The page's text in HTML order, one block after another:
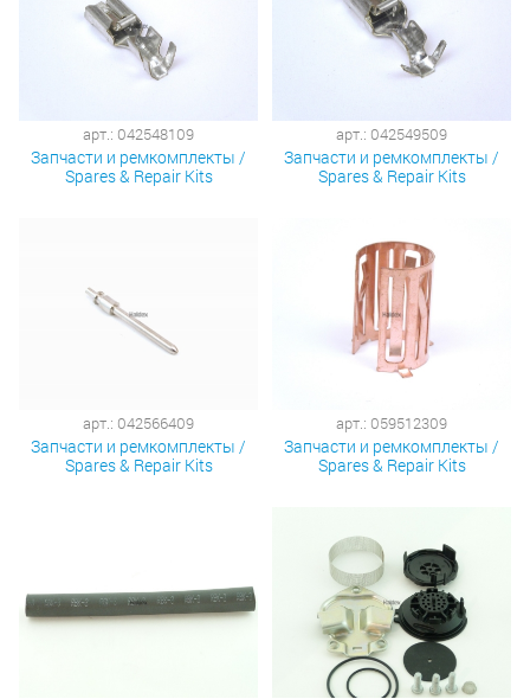
арт.: 042548109
Запчасти и ремкомплекты /
Spares & Repair Kits
арт.: 042549509
Запчасти и ремкомплекты /
Spares & Repair Kits
арт.: 042566409
Запчасти и ремкомплекты /
Spares & Repair Kits
арт.: 059512309
Запчасти и ремкомплекты /
Spares & Repair Kits